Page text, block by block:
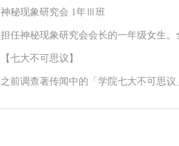
神秘现象研究会 1年Ⅲ班
担任神秘现象研究会会长的一年级女生
【七大不可思议】
之前调查著传闻中的「学院七大不可思议